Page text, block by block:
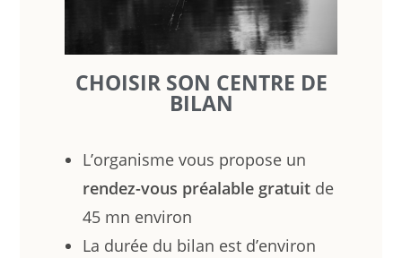
CHOISIR SON CENTRE DE
BILAN
L’organisme vous propose un
rendez-vous préalable gratuit de
45 mn environ
La durée du bilan est d’environ